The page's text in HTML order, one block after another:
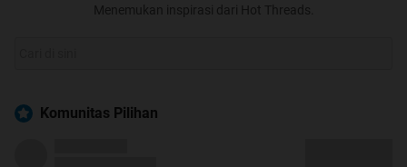
Menemukan inspirasi dari Hot Threads.
Komunitas Pilihan